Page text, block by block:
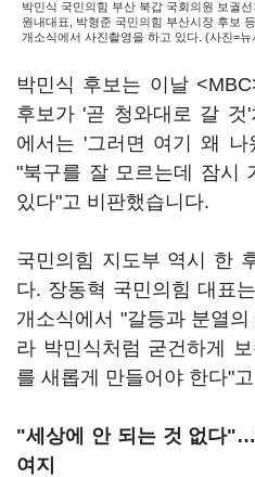
박민식 국민의힘 부산 북갑 국회의원 보궐
원내대표, 박형준 국민의힘 부산시장 후보
개소식에서 사진촬영을 하고 있다. (사진=뉴
박민식 후보는 이날
후보가 '곧 청와대로 갈
에서는 '그러면 여기 왜 나
"북구를 잘 모르는데 잠시
있다"고 비판했습니다.
국민의힘 지도부 역시 한
다. 장동혁 국민의힘 대표
개소식에서 "갈등과 분열
라 박민식처럼 굳건하게
를 새롭게 만들어야 한다"
"세상에 안 되는 것 없다"…
여지